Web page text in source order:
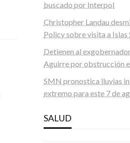
buscado por Interpol
Christopher Landau
Policy sobre visita a Islas
Detienen al
Aguirre por obstrucción
SMN pronostica lluvias
extremo para este 7 de
SALUD